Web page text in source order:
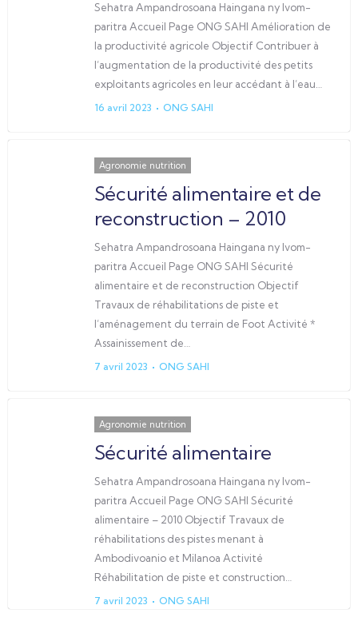
Sehatra Ampandrosoana Haingana ny Ivom-
paritra Accueil Page ONG SAHI Amélioration de
la productivité agricole Objectif Contribuer à
l’augmentation de la productivité des petits
exploitants agricoles en leur accédant à l’eau…
16 avril 2023 ONG SAHI
Agronomie nutrition
Sécurité alimentaire et de
reconstruction – 2010
Sehatra Ampandrosoana Haingana ny Ivom-
paritra Accueil Page ONG SAHI Sécurité
alimentaire et de reconstruction Objectif
Travaux de réhabilitations de piste et
l’aménagement du terrain de Foot Activité *
Assainissement de…
7 avril 2023 ONG SAHI
Agronomie nutrition
Sécurité alimentaire
Sehatra Ampandrosoana Haingana ny Ivom-
paritra Accueil Page ONG SAHI Sécurité
alimentaire – 2010 Objectif Travaux de
réhabilitations des pistes menant à
Ambodivoanio et Milanoa Activité
Réhabilitation de piste et construction…
7 avril 2023 ONG SAHI